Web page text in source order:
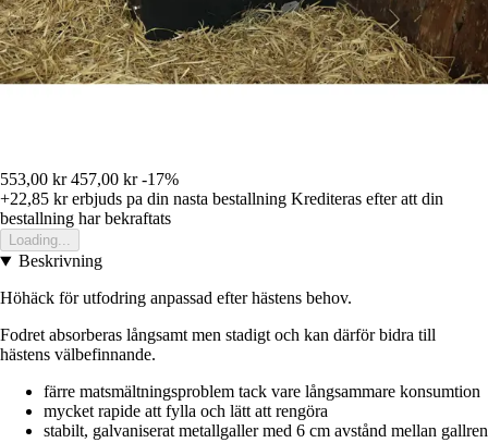
553,00 kr 457,00 kr -17%
+22,85 krerbjuds pa din nasta bestallning Krediteras efter att din
bestallning har bekraftats
Loading...
Beskrivning
Höhäck för utfodring anpassad efter hästens behov.
Fodret absorberas långsamt men stadigt och kan därför bidra till
hästens välbefinnande.
färre matsmältningsproblem tack vare långsammare konsumtion
mycket rapide att fylla och lätt att rengöra
stabilt, galvaniserat metallgaller med 6 cm avstånd mellan gallren